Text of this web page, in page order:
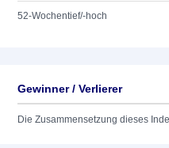
52-Wochentief/-hoch
Gewinner / Verlierer
Die Zusammensetzung dieses